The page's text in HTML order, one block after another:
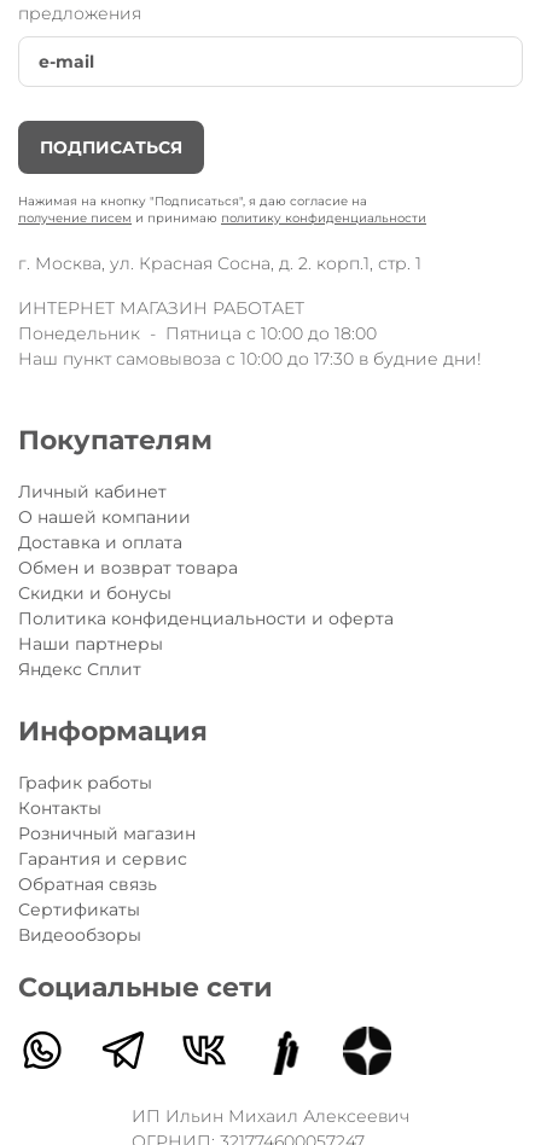
предложения
ПОДПИСАТЬСЯ
Нажимая на кнопку "Подписаться", я даю согласие на
получение писем и принимаю политику конфиденциальности
г. Москва, ул. Красная Сосна, д. 2. корп.1, стр. 1
ИНТЕРНЕТ МАГАЗИН РАБОТАЕТ
Понедельник - Пятница с 10:00 до 18:00
Наш пункт самовывоза с 10:00 до 17:30 в будние дни!
Покупателям
Личный кабинет
О нашей компании
Доставка и оплата
Обмен и возврат товара
Скидки и бонусы
Политика конфиденциальности и оферта
Наши партнеры
Яндекс Сплит
Информация
График работы
Контакты
Розничный магазин
Гарантия и сервис
Обратная связь
Сертификаты
Видеообзоры
Социальные сети
ИП Ильин Михаил Алексеевич